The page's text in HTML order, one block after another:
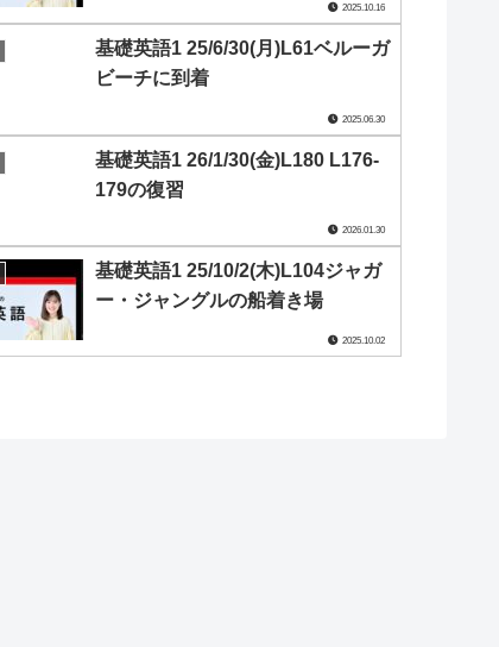
2025.10.16
基礎英語1 25/6/30(月)L61ベルーガ
ビーチに到着
2025.06.30
基礎英語1 26/1/30(金)L180 L176-
179の復習
2026.01.30
基礎英語1 25/10/2(木)L104ジャガ
ー・ジャングルの船着き場
2025.10.02